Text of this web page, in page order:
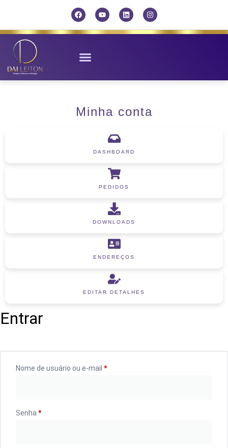
Minha conta
DASHBOARD
PEDIDOS
DOWNLOADS
ENDEREÇOS
EDITAR DETALHES
Entrar
Nome de usuário ou e-mail *
Senha *